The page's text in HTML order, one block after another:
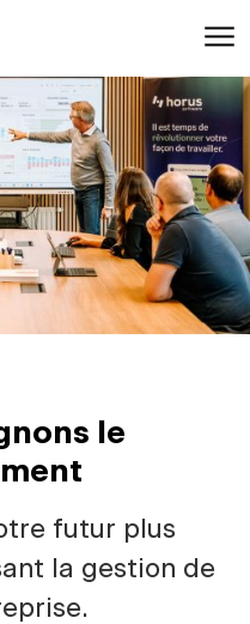
le
futur plus
la gestion de